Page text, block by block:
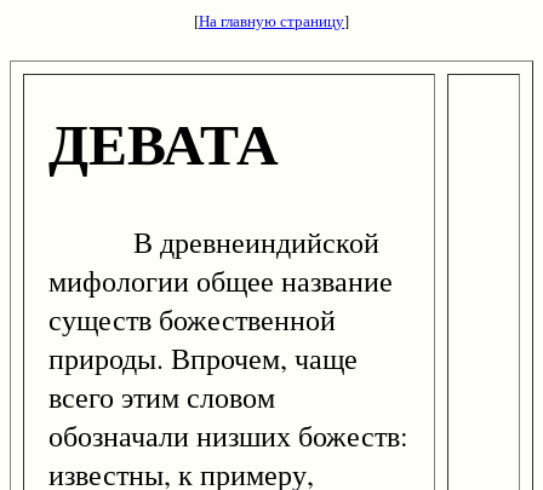
[На главную страницу]
ДЕВАТА
В древнеиндийской
мифологии общее название
существ божественной
природы. Впрочем, чаще
всего этим словом
обозначали низших божеств:
известны, к примеру,